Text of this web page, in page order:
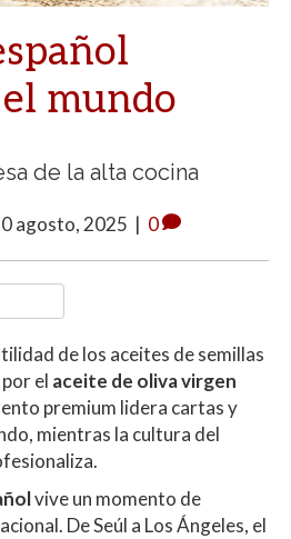
mundo
de la alta cocina
agosto, 2025 | 0
de los aceites de semillas
el aceite de olivavirgen
premium lidera cartas y
mientras la cultura del
vive un momento de
De Seúl a Los Ángeles, el